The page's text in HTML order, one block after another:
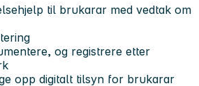
til brukarar med vedtak om
og registrere etter
opp digitalt tilsyn for brukarar